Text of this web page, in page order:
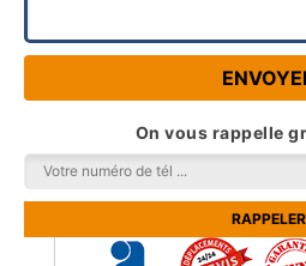
On vous rappelle